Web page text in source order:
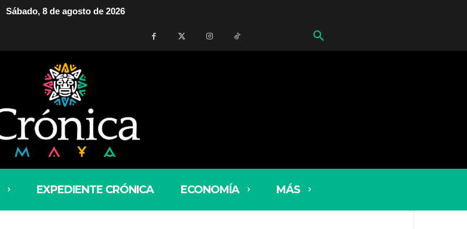
Sábado, 8 de agosto de 2026
EXPEDIENTE CRÓNICA ECONOMÍA MÁS